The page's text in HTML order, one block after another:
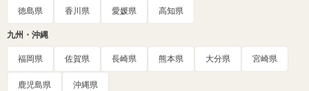
徳島県 香川県 愛媛県 高知県
九州・沖縄
福岡県 佐賀県 長崎県 熊本県 大分県 宮崎県
鹿児島県 沖縄県